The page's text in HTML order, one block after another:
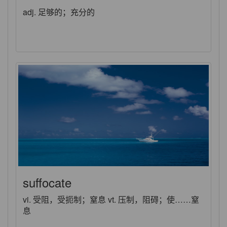
adj. 足够的；充分的
suffocate
vi. 受阻，受扼制；窒息 vt. 压制，阻碍；使……窒
息